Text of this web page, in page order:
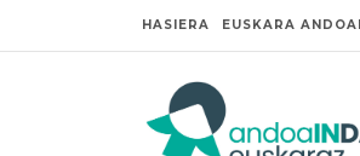
HASIERA EUSKARA